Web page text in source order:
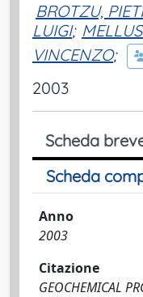
BROTZU,
LUIGI;
VINCENZO;
2003
Scheda
Scheda
Anno
2003
Citazione
GEOCHEMICAL